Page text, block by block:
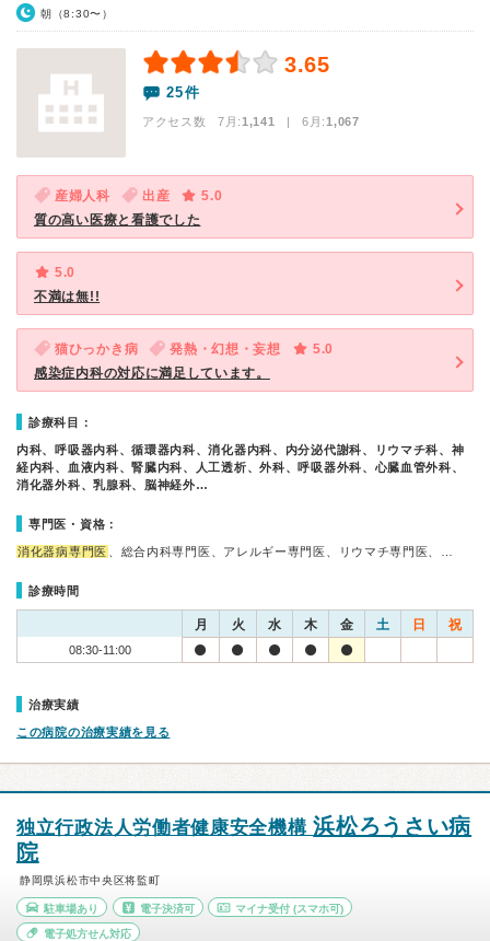
朝（8:30〜）
3.65
25件
アクセス数 7月:1,141 | 6月:1,067
産婦人科 出産
5.0
質の高い医療と看護でした
5.0
不満は無!!
猫ひっかき病 発熱・幻想・妄想
5.0
感染症内科の対応に満足しています。
診療科目：
内科、呼吸器内科、循環器内科、消化器内科、内分泌代謝科、リウマチ科、神
経内科、血液内科、腎臓内科、人工透析、外科、呼吸器外科、心臓血管外科、
消化器外科、乳腺科、脳神経外…
専門医・資格：
消化器病専門医 、総合内科専門医、アレルギー専門医、リウマチ専門医、…
診療時間
月 火 水 木 金 土 日 祝
08:30-11:00
治療実績
この病院の治療実績を見る
独立行政法人労働者健康安全機構浜松ろうさい病
院
静岡県浜松市中央区将監町
駐車場あり 電子決済可 マイナ受付 (スマホ可)
電子処方せん対応